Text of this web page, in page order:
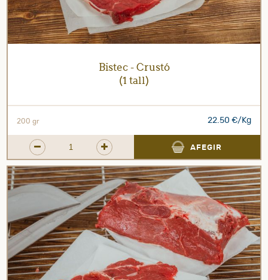
Bistec - Crustó
(1 tall)
200 gr 22.50 €/Kg
AFEGIR